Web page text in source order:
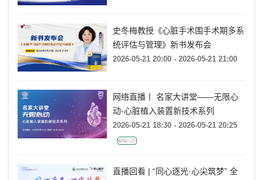
史冬梅教授《心脏手术围手术期多系
统评估与管理》新书发布会
2026-05-21 20:00 - 2026-05-21 21:00
网络直播丨 名家大讲堂——无限心
动-心脏植入装置新技术系列
2026-05-21 18:30 - 2026-05-21 20:25
674人次
直播回看 | “同心逐光·心尖筑梦” 全